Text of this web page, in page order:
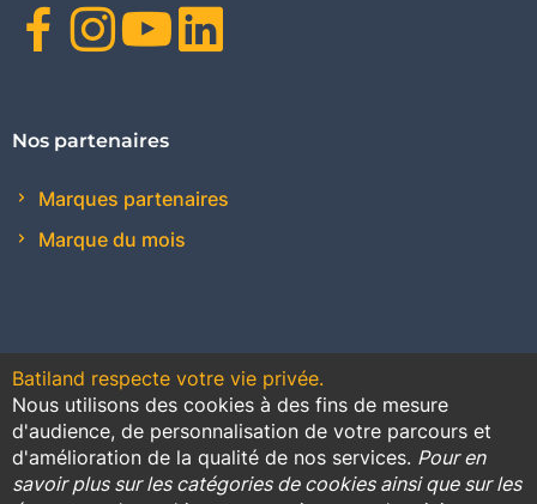
Facebook
Instagram
Youtube
Nos partenaires
Marques partenaires
Marque du mois
Contact Conditions générales de vente
Promotions
Batiland respecte votre vie privée.
Nous utilisons des cookies à des fins de mesure
d'audience, de personnalisation de votre parcours et
d'amélioration de la qualité de nos services. Pour en
savoir plus sur les catégories de cookies ainsi que sur les